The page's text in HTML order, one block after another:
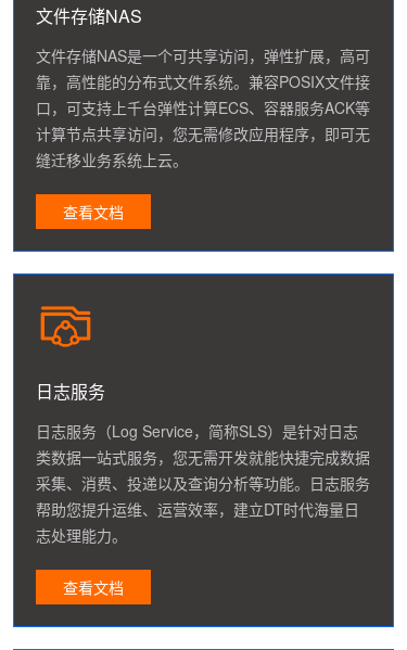
文件存储NAS
文件存储NAS是一个可共享访问，弹性扩展，高可
靠，高性能的分布式文件系统。兼容POSIX文件接
口，可支持上千台弹性计算ECS、容器服务ACK等
计算节点共享访问，您无需修改应用程序，即可无
缝迁移业务系统上云。
查看文档
日志服务
日志服务（Log Service，简称SLS）是针对日志
类数据一站式服务，您无需开发就能快捷完成数据
采集、消费、投递以及查询分析等功能。日志服务
帮助您提升运维、运营效率，建立DT时代海量日
志处理能力。
查看文档